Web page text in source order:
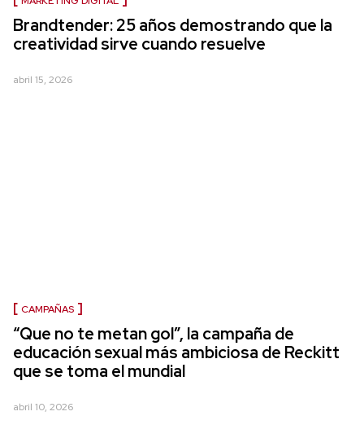
Brandtender: 25 años demostrando que la
creatividad sirve cuando resuelve
abril 15, 2026
CAMPAÑAS
“Que no te metan gol”, la campaña de
educación sexual más ambiciosa de Reckitt
que se toma el mundial
abril 10, 2026